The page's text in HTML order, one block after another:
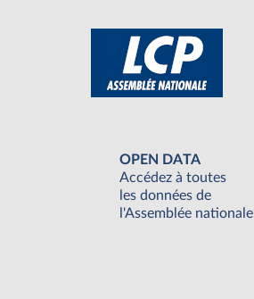
OPEN DATA
Accédez à toutes
les données de
l'Assemblée nationale